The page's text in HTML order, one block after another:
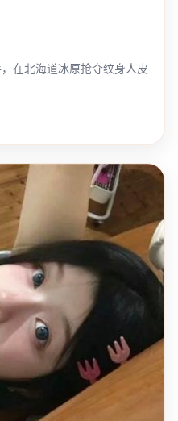
在北海道冰原抢夺纹身人皮